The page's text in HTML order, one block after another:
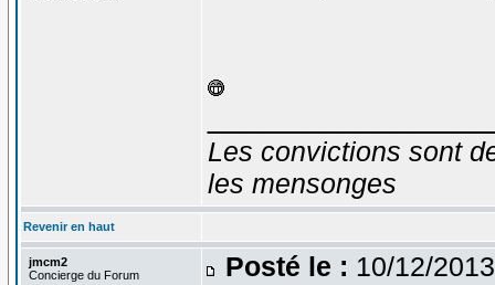
Les convictions sont
les mensonges
Revenir en haut
jmcm2
Concierge du Forum
Posté le : 10/12/